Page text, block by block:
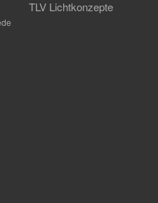
TLV Lichtkonzepte